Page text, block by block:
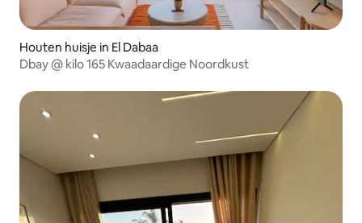
Houten huisje in El Dabaa
Dbay @ kilo 165 Kwaadaardige Noordkust